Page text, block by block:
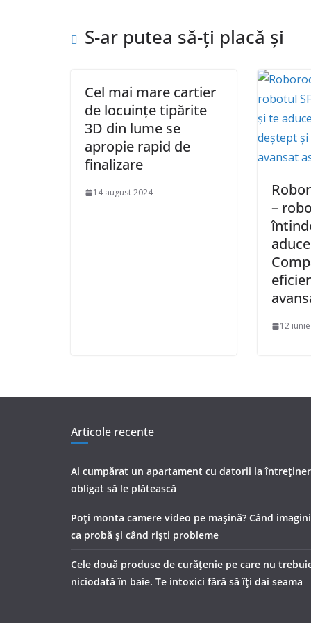
S-ar putea să-ți placă și
Cel mai mare cartier
de locuințe tipărite
3D din lume se
apropie rapid de
finalizare
14 august 2024
–
12
Articole recente
Ai cumpărat un apartament cu datorii la
obligat să le plătească
Poți monta camere video pe mașină? Când
ca probă și când riști probleme
Cele două produse de curăţenie pe care nu
niciodată în baie. Te intoxici fără să îţi dai seama